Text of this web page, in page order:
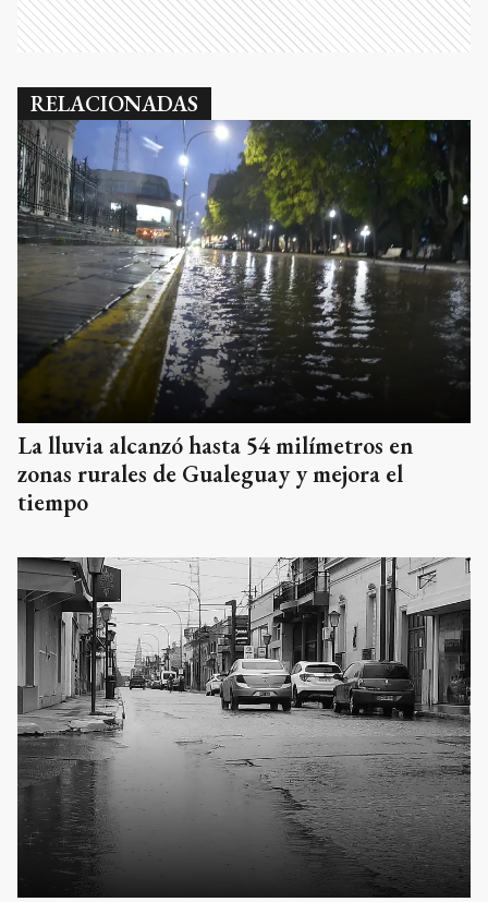
RELACIONADAS
La lluvia alcanzó hasta 54 milímetros en
zonas rurales de Gualeguay y mejora el
tiempo